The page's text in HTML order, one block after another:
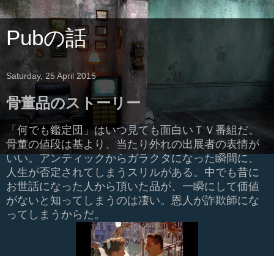
Pubの話
Saturday, 25 April 2015
骨董品のストーリー
「何でも鑑定団」はいつ見ても面白いＴＶ番組だ。
骨董の値段は基より、当たり外れの出展者の表情が
いい。アンティックからガラクタになった瞬間に、
人生が否定されてしまうスリルがある。中でも昔に
お世話になった人から頂いた品が、一瞬にして価値
がないと知ってしまうのは凄い。恩人が詐欺師にな
ってしまうからだ。